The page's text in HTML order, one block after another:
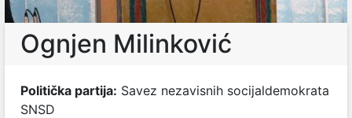
Ognjen Milinković
Politička partija: Savez nezavisnih socijaldemokrata
SNSD